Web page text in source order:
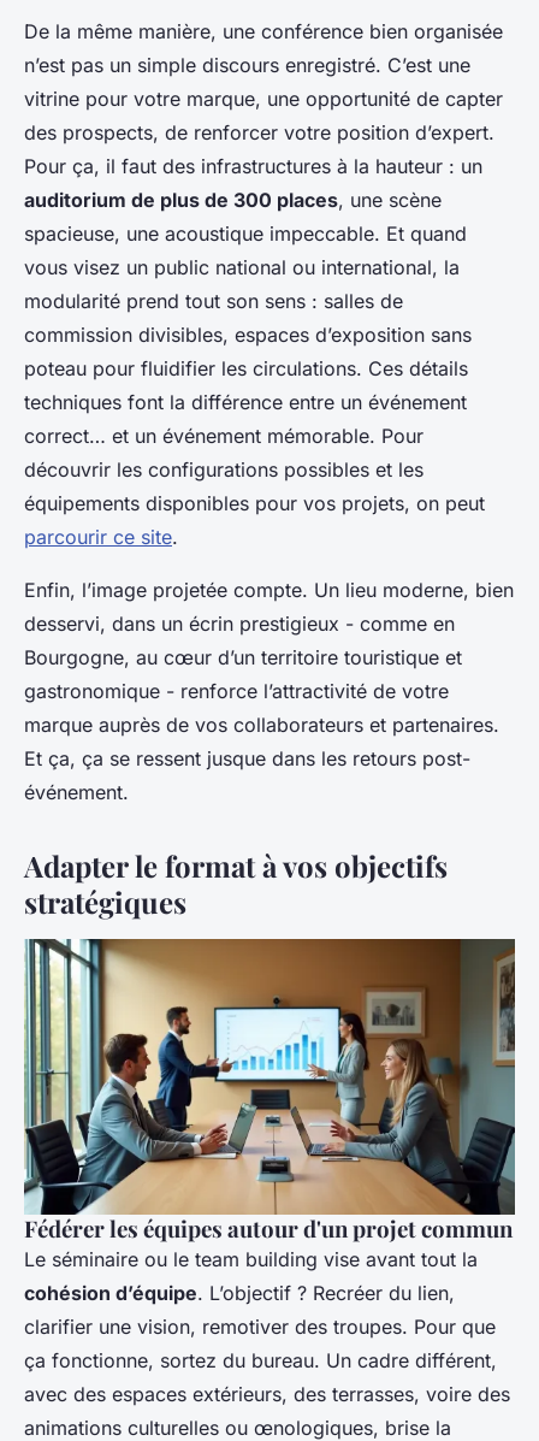
De la même manière, une conférence bien organisée
n’est pas un simple discours enregistré. C’est une
vitrine pour votre marque, une opportunité de capter
des prospects, de renforcer votre position d’expert.
Pour ça, il faut des infrastructures à la hauteur : un
auditorium de plus de 300 places, une scène
spacieuse, une acoustique impeccable. Et quand
vous visez un public national ou international, la
modularité prend tout son sens : salles de
commission divisibles, espaces d’exposition sans
poteau pour fluidifier les circulations. Ces détails
techniques font la différence entre un événement
correct… et un événement mémorable. Pour
découvrir les configurations possibles et les
équipements disponibles pour vos projets, on peut
parcourir ce site.
Enfin, l’image projetée compte. Un lieu moderne, bien
desservi, dans un écrin prestigieux - comme en
Bourgogne, au cœur d’un territoire touristique et
gastronomique - renforce l’attractivité de votre
marque auprès de vos collaborateurs et partenaires.
Et ça, ça se ressent jusque dans les retours post-
événement.
Adapter le format à vos objectifs
stratégiques
Fédérer les équipes autour d'un projet commun
Le séminaire ou le team building vise avant tout la
cohésion d’équipe. L’objectif ? Recréer du lien,
clarifier une vision, remotiver des troupes. Pour que
ça fonctionne, sortez du bureau. Un cadre différent,
avec des espaces extérieurs, des terrasses, voire des
animations culturelles ou œnologiques, brise la